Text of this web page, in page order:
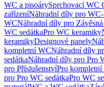
WC a pisoárySprchovací WC
zařízeníNáhradní díly pro
WCNáhradní díly pro
WC sedátkaPro WC keramiky
keramikyDesignové panely
kompletní WCNáhradní díly
sedátkaNáhradní díly pro Pro
pro PříslušenstvíPro kompletní
pro Pro WC sedátkaPro WC